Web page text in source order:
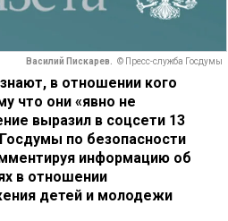
Василий Пискарев. © Пресс-служба Госдумы
в отношении кого
что они «явно не
выразил в соцсети 13
по безопасности
информацию об
в отношении
детей и молодежи